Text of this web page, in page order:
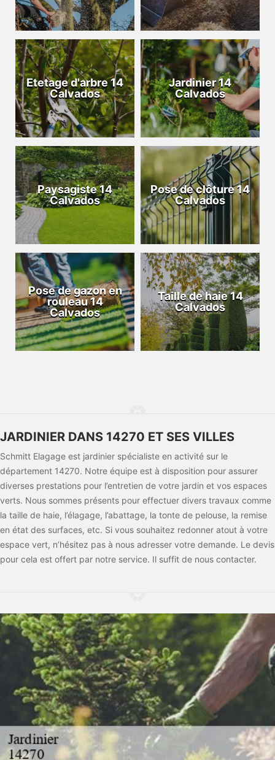
Etetage d'arbre 14
Calvados
Jardinier 14
Calvados
Paysagiste 14
Calvados
Pose de clôture 14
Calvados
Pose de gazon en
rouleau 14
Calvados
Taille de haie 14
Calvados
JARDINIER DANS 14270 ET SES VILLES
Schmitt Elagage est jardinier spécialiste en activité sur le
département 14270. Notre équipe est à disposition pour assurer
diverses prestations pour l’entretien de votre jardin et vos espaces
verts. Nous sommes présents pour effectuer divers travaux comme
la taille de haie, l’élagage, l’abattage, la tonte de pelouse, la remise
en état des surfaces, etc. Si vous souhaitez redonner atout à votre
espace vert, n’hésitez pas à nous adresser votre demande. Le devis
pour cela est offert par notre service. Il suffit de nous contacter.